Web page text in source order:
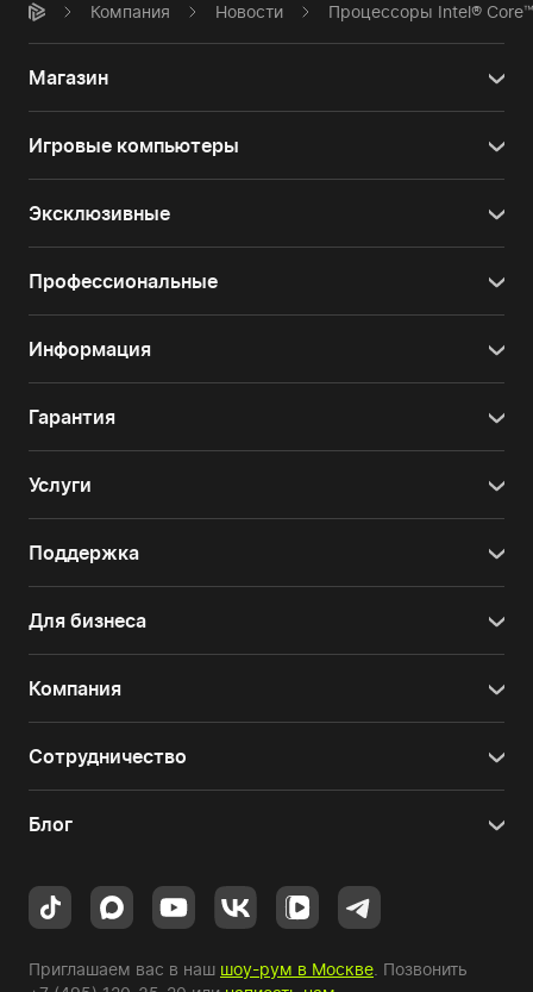
Компания Новости Процессоры Intel®
Магазин
Игровые компьютеры
Эксклюзивные
Профессиональные
Информация
Гарантия
Услуги
Поддержка
Для бизнеса
Компания
Сотрудничество
Блог
Приглашаем вас в наш шоу-рум в Москве . Позвонить